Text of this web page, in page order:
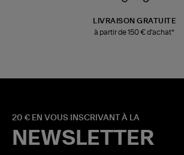
LIVRAISON GRATUITE
à partir de 150 € d'achat*
20 € EN VOUS INSCRIVANT À LA
NEWSLETTER